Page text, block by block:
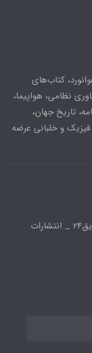
کتاب‌های
نظامی، هواپیما،
تاریخ جهان،
فیزیک و خلبانی عرضه
اتوبان بابایی _ شهرک بهشتی _ شقایق24 _ انتشارات